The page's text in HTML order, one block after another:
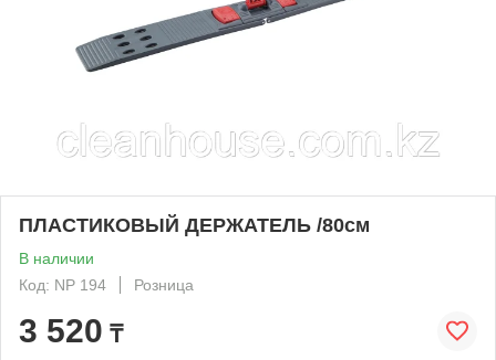
ПЛАСТИКОВЫЙ ДЕРЖАТЕЛЬ /80см
В наличии
Код: NP 194
Розница
3 520 ₸